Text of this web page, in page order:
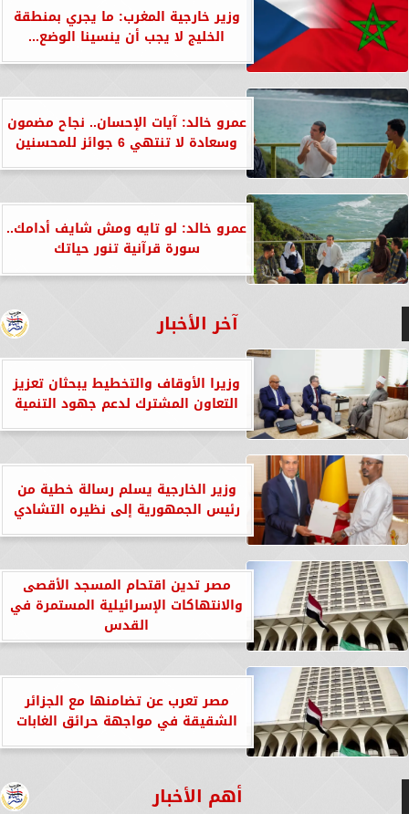
وزير خارجية المغرب: ما يجري بمنطقة
الخليج لا يجب أن ينسينا الوضع...
عمرو خالد: آيات الإحسان.. نجاح مضمون
وسعادة لا تنتهي 6 جوائز للمحسنين
عمرو خالد: لو تايه ومش شايف أدامك..
سورة قرآنية تنور حياتك
آخر الأخبار
وزيرا الأوقاف والتخطيط يبحثان تعزيز
التعاون المشترك لدعم جهود التنمية
وزير الخارجية يسلم رسالة خطية من
رئيس الجمهورية إلى نظيره التشادي
مصر تدين اقتحام المسجد الأقصى
والانتهاكات الإسرائيلية المستمرة في
القدس
مصر تعرب عن تضامنها مع الجزائر
الشقيقة في مواجهة حرائق الغابات
أهم الأخبار